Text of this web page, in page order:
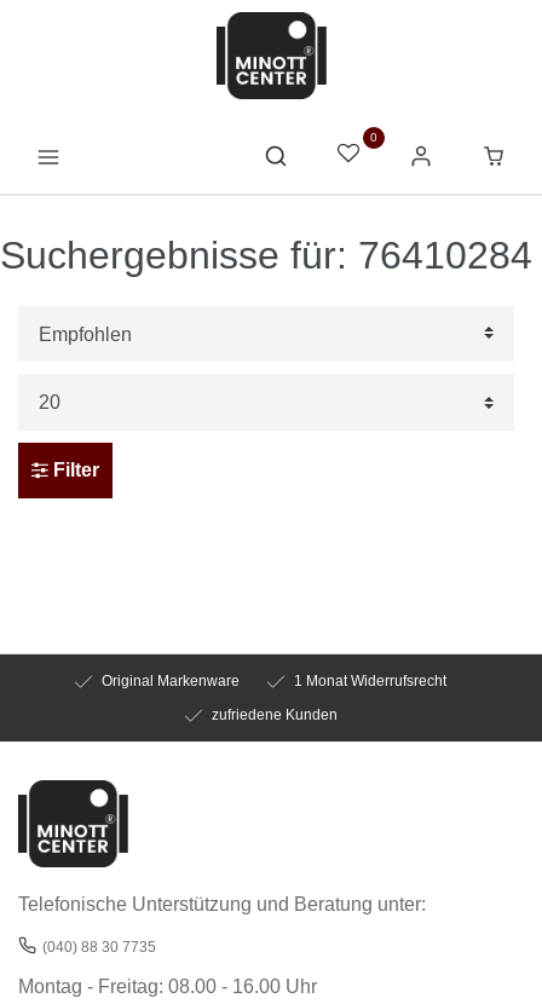
0
Suchergebnisse für: 76410284
Filter
Original Markenware
1 Monat Widerrufsrecht
zufriedene Kunden
Telefonische Unterstützung und Beratung unter:
(040) 88 30 7735
Montag - Freitag: 08.00 - 16.00 Uhr